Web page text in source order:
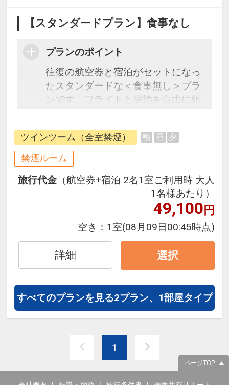
【スタンダードプラン】食事なし
プランのポイント
往復の航空券と宿泊がセットになっ
たスタンダードな＜食事無し＞プラ
ンです。フライトと宿泊を自由に組
ージだから、一都市滞在はもちろん
周遊旅行にも最適！
旅行期間中の1泊だけの宿泊や延
泊・飛び泊なども自由自在です。
フライトは、安心のJAL（または
JALグループ）確約！フライトマイ
オプションでレンタカーや現地交
約）が可能なプランもございます。
ツインツーム（全室禁煙） 朝 昼 夕
禁煙ルーム
旅行代金 （航空券+宿泊 2名1室ご利用時 大人
1名様あたり）
49,100円
空き： 1室(08月09日00:45時点)
詳細 選択
すべてのプランを見る2プラン、1部屋タイプ
1
ページTOP